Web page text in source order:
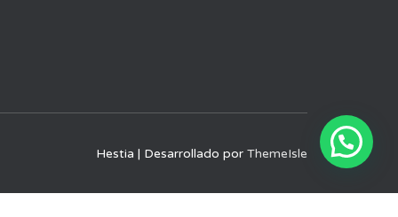
Hestia | Desarrollado por ThemeIsle